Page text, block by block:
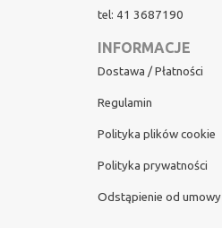
tel: 41 3687190
INFORMACJE
Dostawa / Płatności
Regulamin
Polityka plików cookie
Polityka prywatności
Odstąpienie od umowy